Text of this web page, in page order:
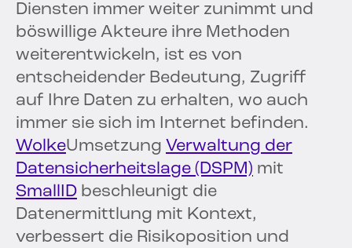
Diensten immer weiter zunimmt und
böswillige Akteure ihre Methoden
weiterentwickeln, ist es von
entscheidender Bedeutung, Zugriff
auf Ihre Daten zu erhalten, wo auch
immer sie sich im Internet befinden.
WolkeUmsetzung Verwaltung der
Datensicherheitslage (DSPM) mit
SmallID beschleunigt die
Datenermittlung mit Kontext,
verbessert die Risikoposition und